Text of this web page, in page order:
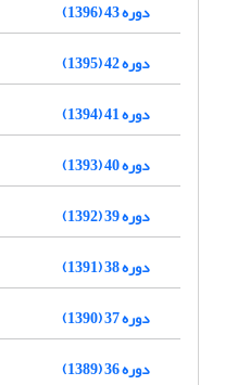
دوره 43 (1396)
دوره 42 (1395)
دوره 41 (1394)
دوره 40 (1393)
دوره 39 (1392)
دوره 38 (1391)
دوره 37 (1390)
دوره 36 (1389)